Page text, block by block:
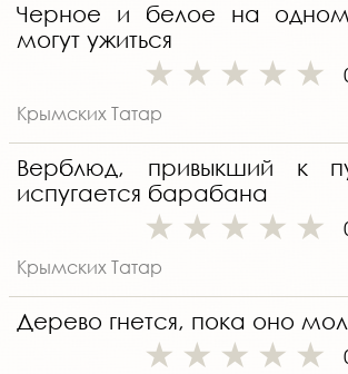
Черное и белое на
могут ужиться
Крымских Татар
Верблюд, привыкший к
испугается барабана
Крымских Татар
Дерево гнется, пока оно